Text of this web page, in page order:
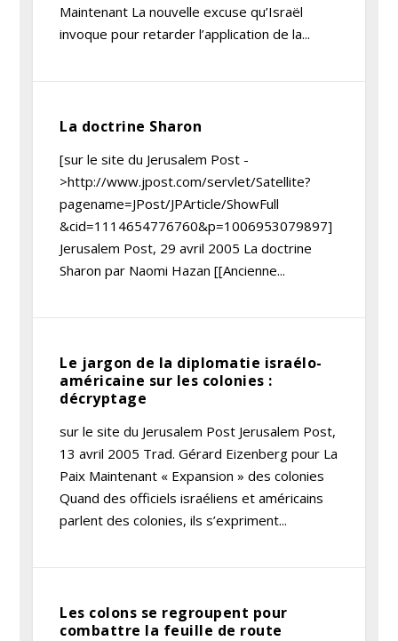
Maintenant La nouvelle excuse qu’Israël
invoque pour retarder l’application de la...
La doctrine Sharon
[sur le site du Jerusalem Post -
>http://www.jpost.com/servlet/Satellite?
pagename=JPost/JPArticle/ShowFull
&cid=1114654776760&p=1006953079897]
Jerusalem Post, 29 avril 2005 La doctrine
Sharon par Naomi Hazan [[Ancienne...
Le jargon de la diplomatie israélo-
américaine sur les colonies :
décryptage
sur le site du Jerusalem Post Jerusalem Post,
13 avril 2005 Trad. Gérard Eizenberg pour La
Paix Maintenant « Expansion » des colonies
Quand des officiels israéliens et américains
parlent des colonies, ils s’expriment...
Les colons se regroupent pour
combattre la feuille de route